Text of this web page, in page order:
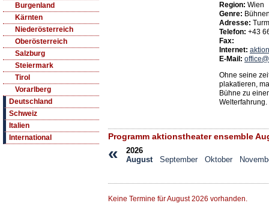
Burgenland
Kärnten
Niederösterreich
Oberösterreich
Salzburg
Steiermark
Tirol
Vorarlberg
Deutschland
Schweiz
Italien
International
Region: Wien
Genre:
Adresse:
Telefon: +43
Fax:
Internet:
E-Mail:
Ohne seine
plakatieren,
Bühne zu
Welterfahrung.
Programm aktionstheater ensemble
«
2026
August
September Oktober
Keine Termine für August 2026 vorhanden.